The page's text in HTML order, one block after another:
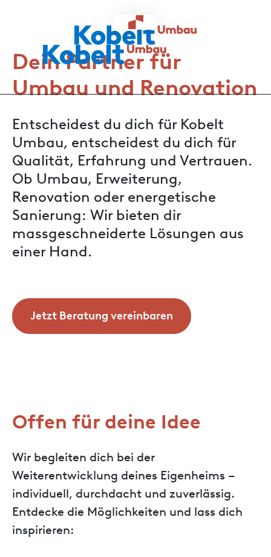
Kobelt Haus
Dein Partner für
Umbau und Renovation
Entscheidest du dich für Kobelt
Umbau, entscheidest du dich für
Qualität, Erfahrung und Vertrauen.
Ob Umbau, Erweiterung,
Renovation oder energetische
Sanierung: Wir bieten dir
massgeschneiderte Lösungen aus
einer Hand.
Jetzt Beratung vereinbaren
Offen für deine Idee
Wir begleiten dich bei der
Weiterentwicklung deines Eigenheims –
individuell, durchdacht und zuverlässig.
Entdecke die Möglichkeiten und lass dich
inspirieren: